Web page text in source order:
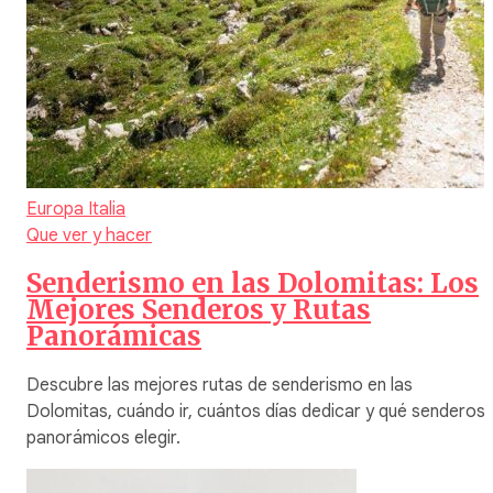
Europa Italia
Que ver y hacer
Senderismo en las Dolomitas: Los
Mejores Senderos y Rutas
Panorámicas
Descubre las mejores rutas de senderismo en las
Dolomitas, cuándo ir, cuántos días dedicar y qué senderos
panorámicos elegir.